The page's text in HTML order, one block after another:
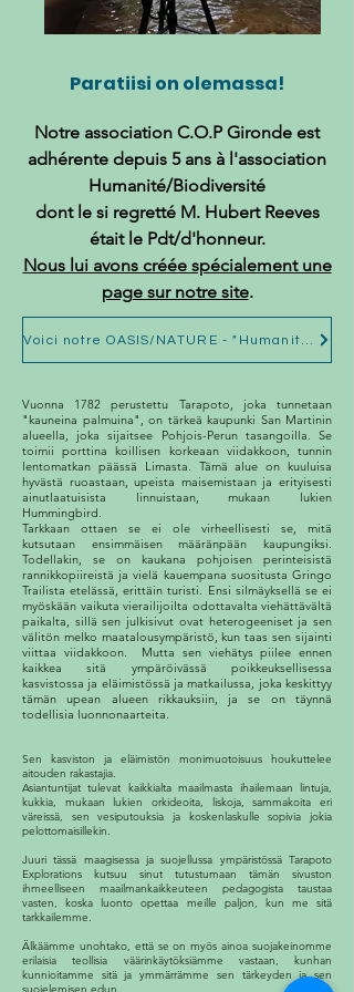
Paratiisi on olemassa!
Notre association C.O.P Gironde est
adhérente depuis 5 ans à l'association
Humanité/Biodiversité
dont le si regretté M. Hubert Reeves
était le Pdt/d'honneur.
Nous lui avons créée spécialement une
page sur notre site.
Vuonna 1782 perustettu Tarapoto, joka tunnetaan
"kauneina palmuina", on tärkeä kaupunki San Martinin
alueella, joka sijaitsee Pohjois-Perun tasangoilla. Se
toimii porttina koillisen korkeaan viidakkoon, tunnin
lentomatkan päässä Limasta. Tämä alue on kuuluisa
hyvästä ruoastaan, upeista maisemistaan ja erityisesti
ainutlaatuisista linnuistaan, mukaan lukien
Hummingbird.
Tarkkaan ottaen se ei ole virheellisesti se, mitä
kutsutaan ensimmäisen määränpään kaupungiksi.
Todellakin, se on kaukana pohjoisen perinteisistä
rannikkopiireistä ja vielä kauempana suositusta Gringo
Trailista etelässä, erittäin turisti. Ensi silmäyksellä se ei
myöskään vaikuta vierailijoilta odottavalta viehättävältä
paikalta, sillä sen julkisivut ovat heterogeeniset ja sen
välitön melko maatalousympäristö, kun taas sen sijainti
viittaa viidakkoon. Mutta sen viehätys piilee ennen
kaikkea sitä ympäröivässä poikkeuksellisessa
kasvistossa ja eläimistössä ja matkailussa, joka keskittyy
tämän upean alueen rikkauksiin, ja se on täynnä
todellisia luonnonaarteita.
Sen kasviston ja eläimistön monimuotoisuus houkuttelee
aitouden rakastajia.
Asiantuntijat tulevat kaikkialta maailmasta ihailemaan lintuja,
kukkia, mukaan lukien orkideoita, liskoja, sammakoita eri
väreissä, sen vesiputouksia ja koskenlaskulle sopivia jokia
pelottomaisillekin.
Juuri tässä maagisessa ja suojellussa ympäristössä Tarapoto
Explorations kutsuu sinut tutustumaan tämän sivuston
ihmeelliseen maailmankaikkeuteen pedagogista taustaa
vasten, koska luonto opettaa meille paljon, kun me sitä
tarkkailemme.
Älkäämme unohtako, että se on myös ainoa suojakeinomme
erilaisia teollisia väärinkäytöksiämme vastaan, kunhan
kunnioitamme sitä ja ymmärrämme sen tärkeyden ja sen